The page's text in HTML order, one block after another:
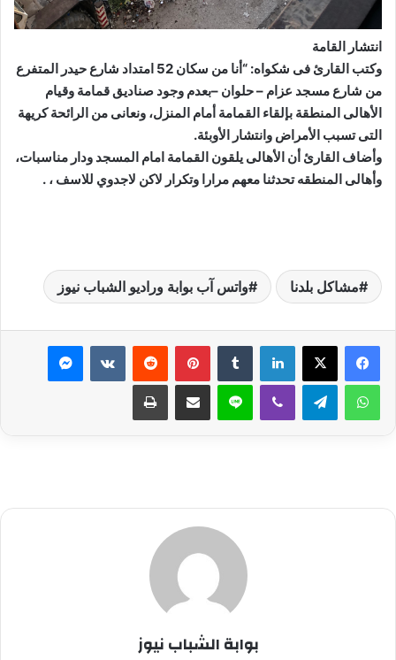
انتشار القامة
وكتب القارئ فى شكواه: “أنا من سكان 52 امتداد شارع حيدر المتفرع
من شارع مسجد عزام – حلوان –بعدم وجود صناديق قمامة وقيام
الأهالى المنطقة بإلقاء القمامة أمام المنزل، ونعانى من الرائحة كريهة
التى تسبب الأمراض وانتشار الأوبئة.
وأضاف القارئ أن الأهالى يلقون القمامة امام المسجد ودار مناسبات،
وأهالى المنطقه تحدثنا معهم مرارا وتكرار لاكن لاجدوي للاسف ، .
مشاكل بلدنا واتس آب بوابة وراديو الشباب نيوز
لينكدإن بينتيريست ماسنجر
واتساب تيلقرام ڤايبر لاين مشاركة عبر البريد طباعة
بوابة الشباب نيوز